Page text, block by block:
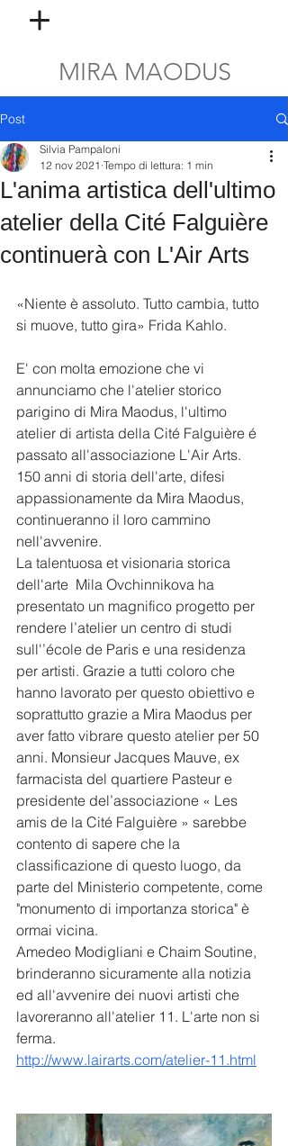
MIRA MAODUS
Post
L'anima artistica dell'ultimo
atelier della Cité Falguière
continuerà con L'Air Arts
Silvia Pampaloni
12 nov 2021 Tempo di lettura: 1 min
«Niente è assoluto. Tutto cambia, tutto
si muove, tutto gira» Frida Kahlo.
E' con molta emozione che vi
annunciamo che l'atelier storico
parigino di Mira Maodus, l'ultimo
atelier di artista della Cité Falguière é
passato all'associazione L'Air Arts.
150 anni di storia dell'arte, difesi
appassionamente da Mira Maodus,
continueranno il loro cammino
nell'avvenire.
La talentuosa et visionaria storica
dell'arte  Mila Ovchinnikova ha
presentato un magnifico progetto per
rendere l’atelier un centro di studi
sull'’école de Paris e una residenza
per artisti. Grazie a tutti coloro che
hanno lavorato per questo obiettivo e
soprattutto grazie a Mira Maodus per
aver fatto vibrare questo atelier per 50
anni. Monsieur Jacques Mauve, ex
farmacista del quartiere Pasteur e
presidente del’associazione « Les
amis de la Cité Falguière » sarebbe
contento di sapere che la
classificazione di questo luogo, da
parte del Ministerio competente, come
"monumento di importanza storica" è
ormai vicina.
Amedeo Modigliani e Chaim Soutine,
brinderanno sicuramente alla notizia
ed all'avvenire dei nuovi artisti che
lavoreranno all'atelier 11. L'arte non si
ferma.
http://www.lairarts.com/atelier-11.html